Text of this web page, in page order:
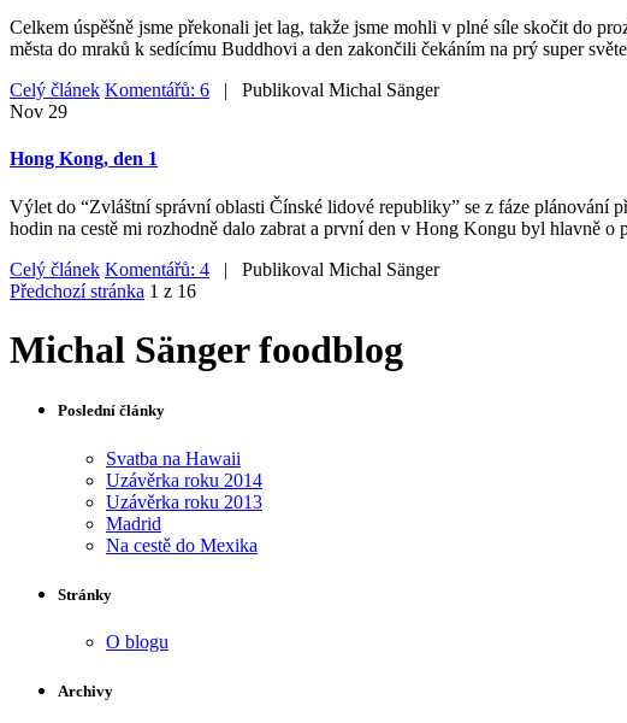
Celkem úspěšně jsme překonali jet lag, takže jsme mohli v plné síle skočit do
města do mraků k sedícímu Buddhovi a den zakončili čekáním na prý super
Celý článek Komentářů: 6 | Publikoval Michal Sänger
Nov 29
Hong Kong, den 1
Výlet do “Zvláštní správní oblasti Čínské lidové republiky” se z fáze plánování
hodin na cestě mi rozhodně dalo zabrat a první den v Hong Kongu byl hlavně o
Celý článek Komentářů: 4 | Publikoval Michal Sänger
Předchozí stránka 1 z 16
Michal Sänger foodblog
Poslední články
Svatba na Hawaii
Uzávěrka roku 2014
Uzávěrka roku 2013
Madrid
Na cestě do Mexika
Stránky
O blogu
Archivy